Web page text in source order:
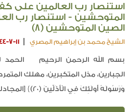
استنصار رب العالمين على
المتوحشين - استنصار رب
الصين المتوحشين (8)
الشيخ محمد بن إبراهيم المصري 7-11
بسم الله الرحمن الرحيم الحمد
الجبارين، مذل المتكبرين، مهلك
وَرَسُولَهُ أُولَئِكَ فِي الْأَذَلِّينَ (20)} [المجادلة]. والصلاة...